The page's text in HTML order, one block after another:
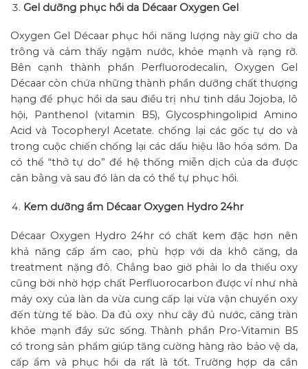
Gel dưỡng phục hồi da Décaar Oxygen Gel
Oxygen Gel Décaar phục hồi năng lượng này giữ cho da
trông và cảm thấy ngậm nước, khỏe mạnh và rạng rỡ.
Bên cạnh thành phần Perfluorodecalin, Oxygen Gel
Décaar còn chứa những thành phần dưỡng chất thượng
hạng để phục hồi da sau điều trị như tinh dầu Jojoba, lô
hội, Panthenol (vitamin B5), Glycosphingolipid Amino
Acid và Tocopheryl Acetate. chống lại các gốc tự do và
trong cuộc chiến chống lại các dấu hiệu lão hóa sớm. Da
có thể “thở tự do” để hệ thống miễn dịch của da được
cân bằng và sau đó làn da có thể tự phục hồi.
Kem dưỡng ẩm Décaar Oxygen Hydro 24hr
Décaar Oxygen Hydro 24hr có chất kem đặc hơn nên
khả năng cấp ẩm cao, phù hợp với da khô căng, da
treatment nặng đô. Chẳng bao giờ phải lo da thiếu oxy
cũng bời nhờ hợp chất Perfluorocarbon được ví như nhà
máy oxy của làn da vừa cung cấp lại vừa vận chuyển oxy
đến từng tế bào. Da đủ oxy như cây đủ nước, căng tràn
khỏe mạnh đầy sức sống. Thành phần Pro-Vitamin B5
có trong sản phẩm giúp tăng cường hàng rào bảo vệ da,
cấp ẩm và phục hồi da rất là tốt. Trường hợp da cần